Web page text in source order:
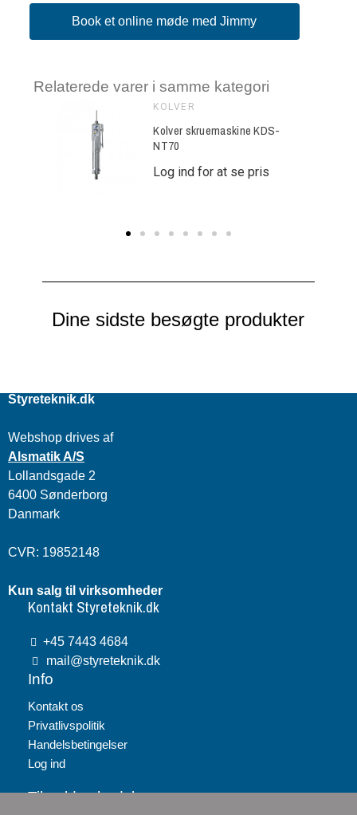
Book et online møde med Jimmy
Relaterede varer i samme kategori
KOLVER
Kolver skruemaskine KDS-
NT70
Log ind for at se pris
Dine sidste besøgte produkter
Styreteknik.dk
Webshop drives af
Alsmatik A/S
Lollandsgade 2
6400 Sønderborg
Danmark
CVR: 19852148
Kun salg til virksomheder
Kontakt Styreteknik.dk
+45 7443 4684
mail@styreteknik.dk
Info
Kontakt os
Privatlivspolitik
Handelsbetingelser
Log ind
Tilmeld nyhedsbrev